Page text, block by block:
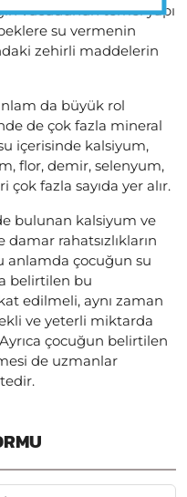
vücudunun temel yapı
su vermenin
zehirli maddelerin
da büyük rol
de çok fazla mineral
içerisinde kalsiyum,
flor, demir, selenyum,
fazla sayıda yer alır.
bulunan kalsiyum ve
rahatsızlıkların
anlamda çocuğun su
belirtilen bu
edilmeli, aynı zaman
ve yeterli miktarda
çocuğun belirtilen
de uzmanlar